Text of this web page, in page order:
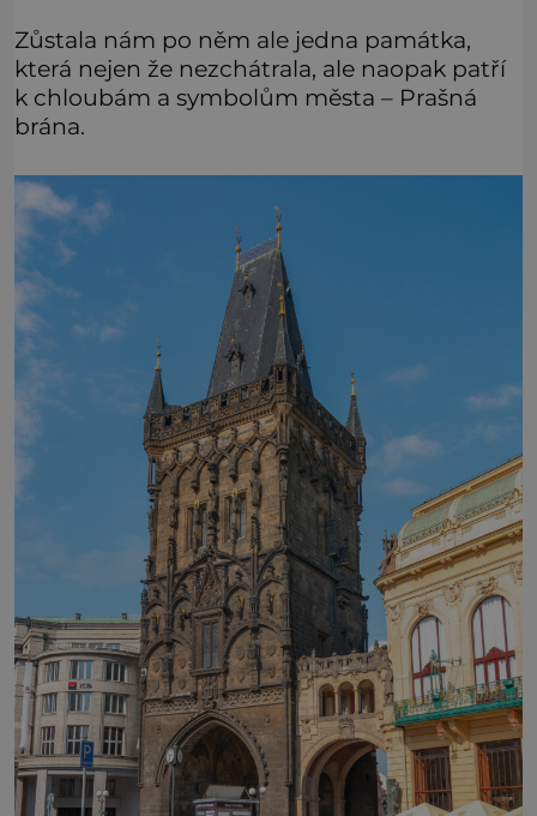
Zůstala nám po něm ale jedna památka,
která nejen že nezchátrala, ale naopak patří
k chloubám a symbolům města – Prašná
brána.